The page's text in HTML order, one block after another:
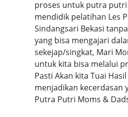
proses untuk putra
mendidik pelatihan Les
Sindangsari Bekasi
yang bisa mengajari
sekejap/singkat, Mari
untuk kita bisa melalui
Pasti Akan kita Tuai
menjadikan kecerdasan
Putra Putri Moms &